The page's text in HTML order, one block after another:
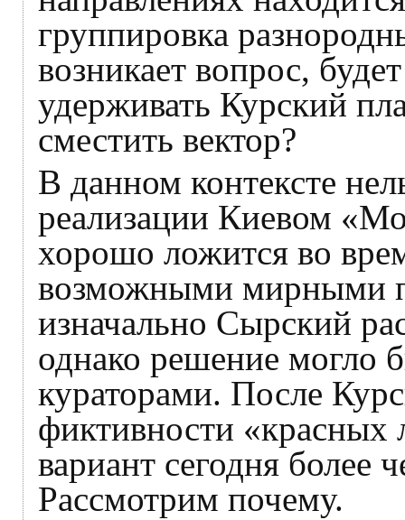
группировка
возникает вопрос,
удерживать Курский
сместить вектор?
В данном контексте
реализации Киевом
хорошо ложится во
возможными мирными
изначально Сырский
однако решение могло
кураторами. После
фиктивности
вариант сегодня более
Рассмотрим почему.